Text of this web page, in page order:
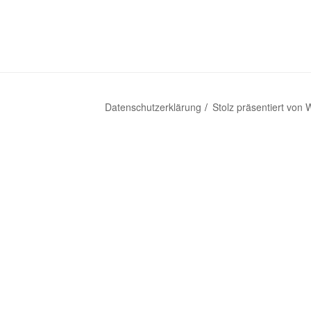
Datenschutzerklärung Stolz präsentiert von